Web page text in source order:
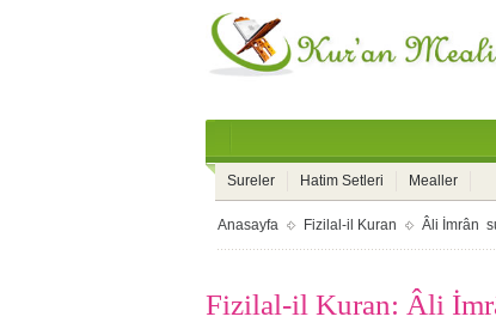
Sureler Hatim Setleri Mealler
Anasayfa Fizilal-il Kuran Âli İmrân
Fizilal-il Kuran: Âli